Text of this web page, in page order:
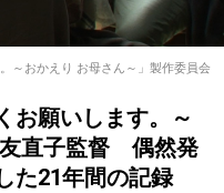
～おかえり お母さん～」製作委員会
お願いします。～
直子監督 偶然発
た21年間の記録